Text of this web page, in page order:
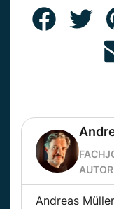
Andreas